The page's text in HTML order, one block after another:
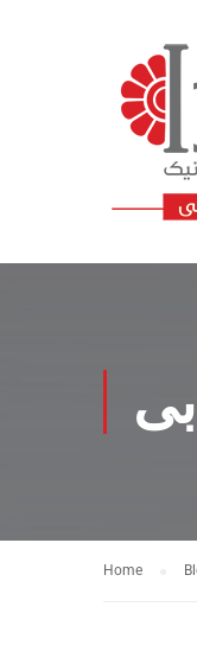
Home